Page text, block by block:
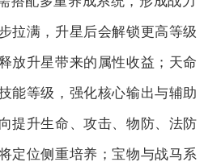
拉满，升星后会解锁更高等级
放升星带来的属性收益；天命
能等级，强化核心输出与辅助
提升生命、攻击、物防、法防
定位侧重培养；宝物与战马系